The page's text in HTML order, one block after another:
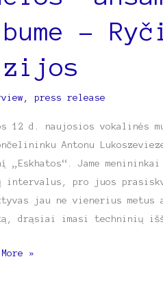
–
, press release
12 d. naujosios vokalinės
Antonu
„Eskhatos“. Jame
intervalus, pro juos
jau ne vienerius
drąsiai imasi techninių
»